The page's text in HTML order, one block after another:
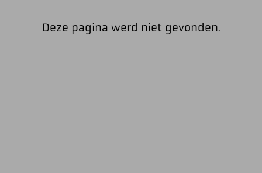
Deze pagina werd niet gevonden.